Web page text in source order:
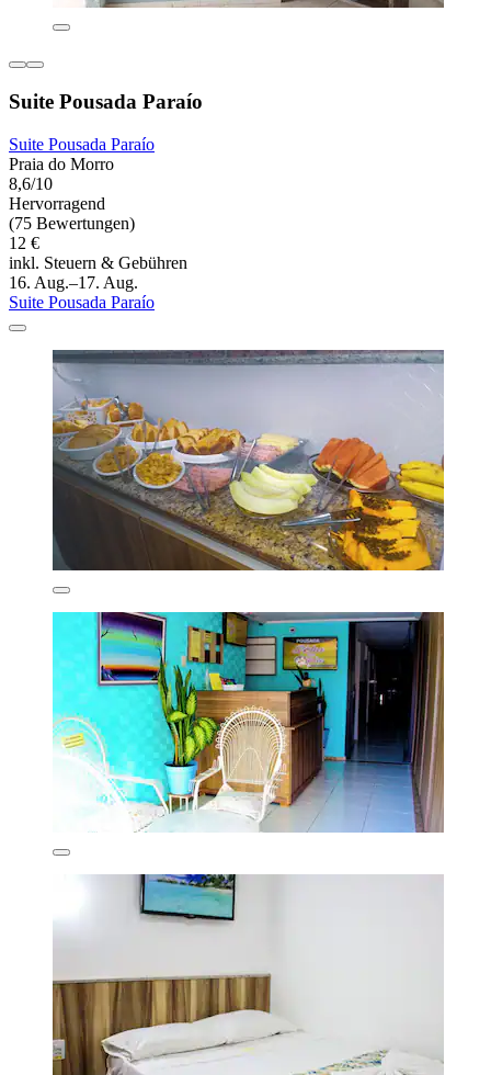
Suite Pousada Paraío
Suite Pousada Paraío
Praia do Morro
8,6/10
Hervorragend
(75 Bewertungen)
12 €
inkl. Steuern & Gebühren
16. Aug.–17. Aug.
Suite Pousada Paraío